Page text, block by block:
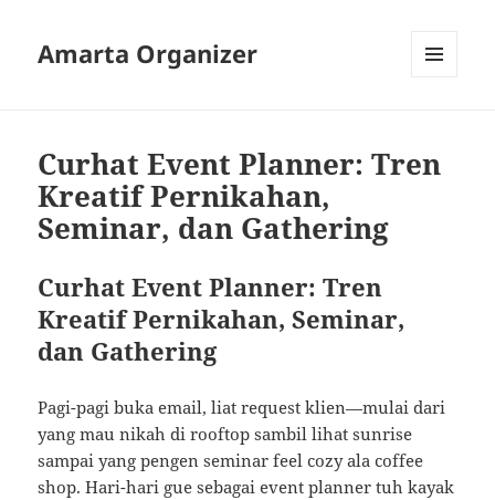
Amarta Organizer
Curhat Event Planner: Tren
Kreatif Pernikahan,
Seminar, dan Gathering
Curhat Event Planner: Tren
Kreatif Pernikahan, Seminar,
dan Gathering
Pagi-pagi buka email, liat request klien—mulai dari
yang mau nikah di rooftop sambil lihat sunrise
sampai yang pengen seminar feel cozy ala coffee
shop. Hari-hari gue sebagai event planner tuh kayak